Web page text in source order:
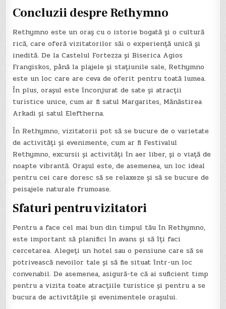
Concluzii despre Rethymno
Rethymno este un oraș cu o istorie bogată și o cultură
rică, care oferă vizitatorilor săi o experiență unică și
inedită. De la Castelul Fortezza și Biserica Agios
Frangiskos, până la plajele și stațiunile sale, Rethymno
este un loc care are ceva de oferit pentru toată lumea.
În plus, orașul este înconjurat de sate și atracții
turistice unice, cum ar fi satul Margarites, Mănăstirea
Arkadi și satul Eleftherna.
În Rethymno, vizitatorii pot să se bucure de o varietate
de activități și evenimente, cum ar fi Festivalul
Rethymno, excursii și activități în aer liber, și o viață de
noapte vibrantă. Orașul este, de asemenea, un loc ideal
pentru cei care doresc să se relaxeze și să se bucure de
peisajele naturale frumoase.
Sfaturi pentru vizitatori
Pentru a face cel mai bun din timpul tău în Rethymno,
este important să planifici în avans și să îți faci
cercetarea. Alegeți un hotel sau o pensiune care să se
potrivească nevoilor tale și să fie situat într-un loc
convenabil. De asemenea, asigură-te că ai suficient timp
pentru a vizita toate atracțiile turistice și pentru a se
bucura de activitățile și evenimentele orașului.